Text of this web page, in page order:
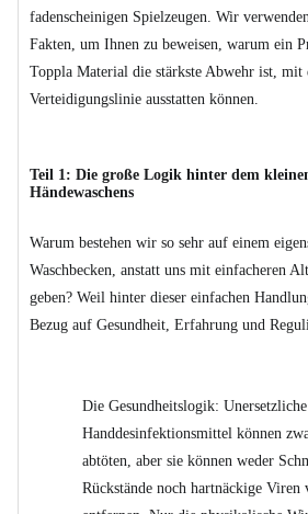
fadenscheinigen Spielzeugen. Wir
Fakten, um Ihnen zu beweisen, warum ein
Toppla Material die stärkste Abwehr ist, mit
Verteidigungslinie ausstatten können.
Teil 1: Die große Logik hinter dem
Händewaschens
Warum bestehen wir so sehr auf einem
Waschbecken, anstatt uns mit einfacheren
geben? Weil hinter dieser einfachen
Bezug auf Gesundheit, Erfahrung und
Die Gesundheitslogik:
Handdesinfektionsmittel können
abtöten, aber sie können weder
Rückstände noch hartnäckige Viren